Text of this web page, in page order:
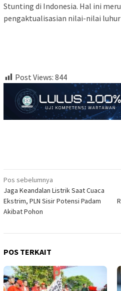
Stunting di Indonesia. Hal ini
pengaktualisasian nilai-nilai luhur
Post Views: 844
Navigasi
pos
Pos sebelumnya
Jaga Keandalan Listrik Saat Cuaca
Ekstrim, PLN Sisir Potensi Padam
Akibat Pohon
POS TERKAIT